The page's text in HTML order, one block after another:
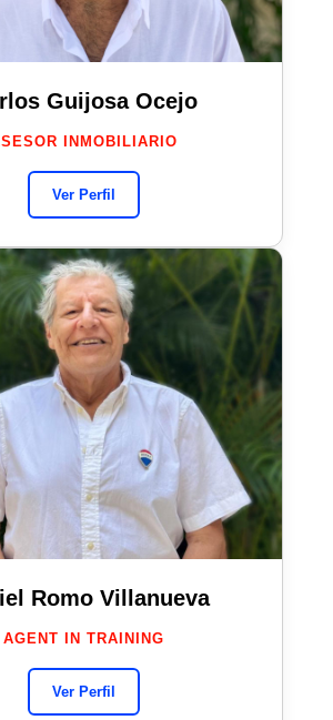
Guijosa Ocejo
INMOBILIARIO
Ver Perfil
Romo Villanueva
AGENT IN TRAINING
Ver Perfil